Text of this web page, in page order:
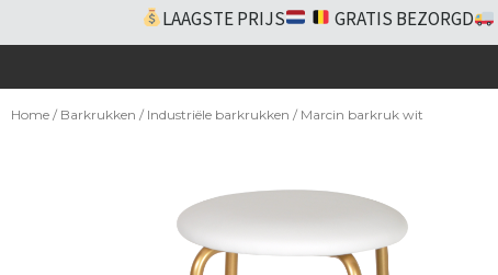
LAAGSTE PRIJS GRATIS BEZORGD
Home / Barkrukken / Industriële barkrukken / Marcin barkruk wit